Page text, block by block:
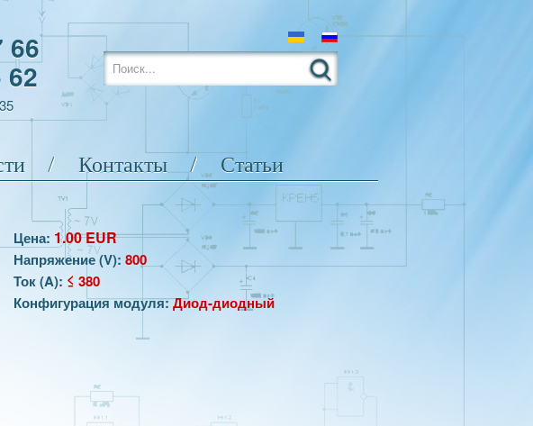
66
62
Контакты Статьи
Цена: 1.00 EUR
Напряжение (V):800
Ток (A): ≤ 380
Конфигурация модуля:Диод-диодный